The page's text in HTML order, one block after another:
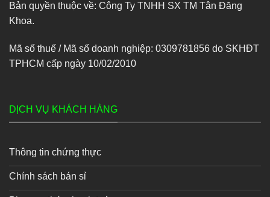
Bản quyền thuộc về: Công Ty TNHH SX TM Tân Đăng
Khoa.
Mã số thuế / Mã số doanh nghiệp: 0309781856 do SKHĐT
TPHCM cấp ngày 10/02/2010
DỊCH VỤ KHÁCH HÀNG
Thông tin chứng thực
Chính sách bán sỉ